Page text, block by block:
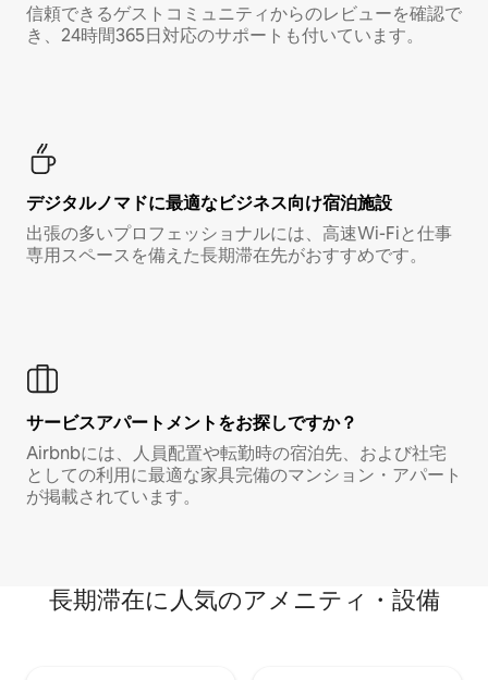
信頼できるゲストコミュニティからのレビューを確認で
き、24時間365日対応のサポートも付いています。
デジタルノマド⁠に最⁠適⁠なビ⁠ジ⁠ネ⁠ス⁠向⁠け宿⁠泊⁠施⁠設
出張の多いプロフェッショナルには、高速Wi-Fiと仕事
専用スペースを備えた長期滞在先がおすすめです。
サービスアパートメントをお探しですか？
Airbnbには、人員配置や転勤時の宿泊先、および社宅
としての利用に最適な家具完備のマンション・アパート
が掲載されています。
長期滞在に人気のアメニティ・設備